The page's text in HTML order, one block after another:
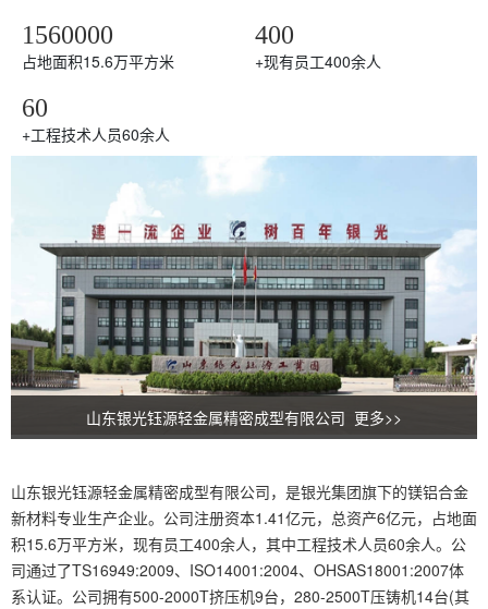
1560000
占地面积15.6万平方米
400
+现有员工400余人
60
+工程技术人员60余人
山东银光钰源轻金属精密成型有限公司 更多>>
山东银光钰源轻金属精密成型有限公司，是银光集团旗下的镁铝合金
新材料专业生产企业。公司注册资本1.41亿元，总资产6亿元，占地面
积15.6万平方米，现有员工400余人，其中工程技术人员60余人。公
司通过了TS16949:2009、ISO14001:2004、OHSAS18001:2007体
系认证。公司拥有500-2000T挤压机9台，280-2500T压铸机14台(其